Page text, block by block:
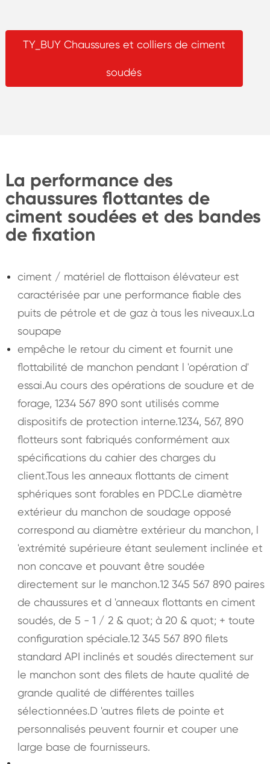
TY_BUY Chaussures et colliers de ciment
soudés
La performance des
chaussures flottantes de
ciment soudées et des bandes
de fixation
ciment / matériel de flottaison élévateur est
caractérisée par une performance fiable des
puits de pétrole et de gaz à tous les niveaux.La
soupape
empêche le retour du ciment et fournit une
flottabilité de manchon pendant l 'opération d'
essai.Au cours des opérations de soudure et de
forage, 1234 567 890 sont utilisés comme
dispositifs de protection interne.1234, 567, 890
flotteurs sont fabriqués conformément aux
spécifications du cahier des charges du
client.Tous les anneaux flottants de ciment
sphériques sont forables en PDC.Le diamètre
extérieur du manchon de soudage opposé
correspond au diamètre extérieur du manchon, l
'extrémité supérieure étant seulement inclinée et
non concave et pouvant être soudée
directement sur le manchon.12 345 567 890 paires
de chaussures et d 'anneaux flottants en ciment
soudés, de 5 - 1 / 2 & quot; à 20 & quot; + toute
configuration spéciale.12 345 567 890 filets
standard API inclinés et soudés directement sur
le manchon sont des filets de haute qualité de
grande qualité de différentes tailles
sélectionnées.D 'autres filets de pointe et
personnalisés peuvent fournir et couper une
large base de fournisseurs.